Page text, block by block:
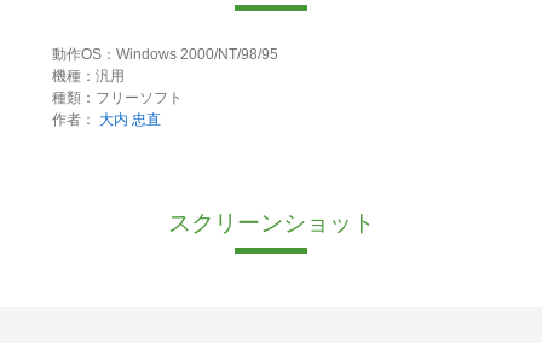
動作OS：Windows 2000/NT/98/95
機種：汎用
種類：フリーソフト
作者： 大内 忠直
スクリーンショット